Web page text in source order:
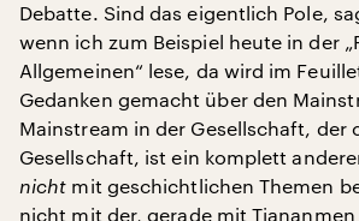
Debatte. Sind das eigentlich Pole,
wenn ich zum Beispiel heute in der
Allgemeinen“ lese, da wird im
Gedanken gemacht über den
Mainstream in der Gesellschaft, der
Gesellschaft, ist ein komplett
nicht mit geschichtlichen Themen
nicht mit der, gerade mit Tiananmen